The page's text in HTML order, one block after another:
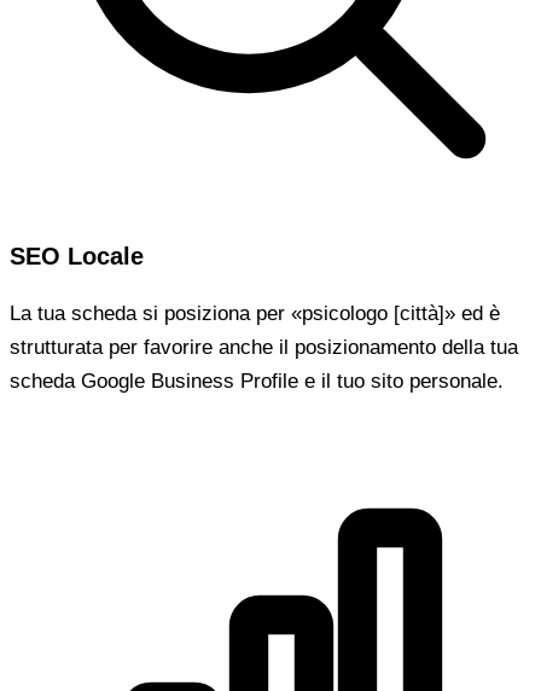
SEO Locale
La tua scheda si posiziona per «psicologo [città]» ed è
strutturata per favorire anche il posizionamento della tua
scheda Google Business Profile e il tuo sito personale.